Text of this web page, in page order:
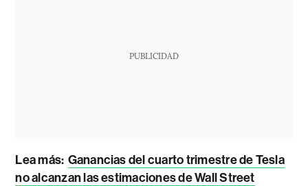
PUBLICIDAD
Lea más: Ganancias del cuarto trimestre de Tesla
no alcanzan las estimaciones de Wall Street